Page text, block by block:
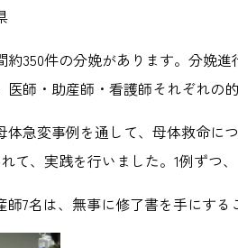
約350件の分娩があります。分娩
医師・助産師・看護師それぞれの
体急変事例を通して、母体救命に
て、実践を行いました。 1例ずつ
師7名は、無事に修了書を手にす